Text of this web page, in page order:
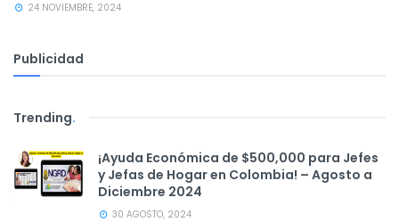
24 NOVIEMBRE, 2024
Publicidad
Trending.
¡Ayuda Económica de $500,000 para Jefes
y Jefas de Hogar en Colombia! – Agosto a
Diciembre 2024
30 AGOSTO, 2024